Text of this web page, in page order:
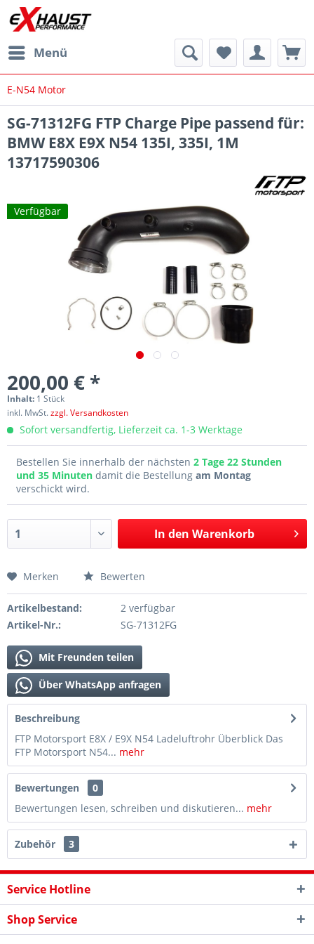
Menü
E-N54 Motor
SG-71312FG FTP Charge Pipe passend für:
BMW E8X E9X N54 135I, 335I, 1M
13717590306
Verfügbar
200,00 € *
Inhalt: 1 Stück
inkl. MwSt.zzgl. Versandkosten
Sofort versandfertig, Lieferzeit ca. 1-3 Werktage
Bestellen Sie innerhalb der nächsten 2 Tage 22 Stunden
und 35 Minuten damit die Bestellung am Montag
verschickt wird.
In den Warenkorb
Merken Bewerten
Artikelbestand:
2 verfügbar
Artikel-Nr.:
SG-71312FG
Mit Freunden teilen
Über WhatsApp anfragen
Beschreibung
FTP Motorsport E8X / E9X N54 Ladeluftrohr Überblick Das
FTP Motorsport N54... mehr
Bewertungen
0
Bewertungen lesen, schreiben und diskutieren... mehr
Zubehör 3
Service Hotline
Shop Service